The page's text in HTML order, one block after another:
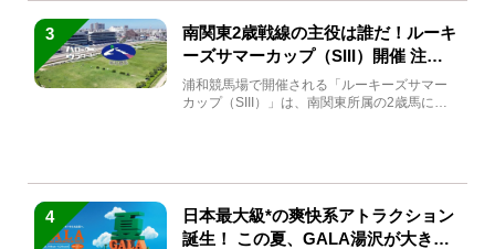
3
南関東2歳戦線の主役は誰だ！ルーキ
ーズサマーカップ（SIII）開催 注目
馬と見どころをチェック
浦和競馬場で開催される「ルーキーズサマー
カップ（SIII）」は、南関東所属の2歳馬によ
4
日本最大級*の爽快系アトラクション
誕生！ この夏、GALA湯沢が大きく